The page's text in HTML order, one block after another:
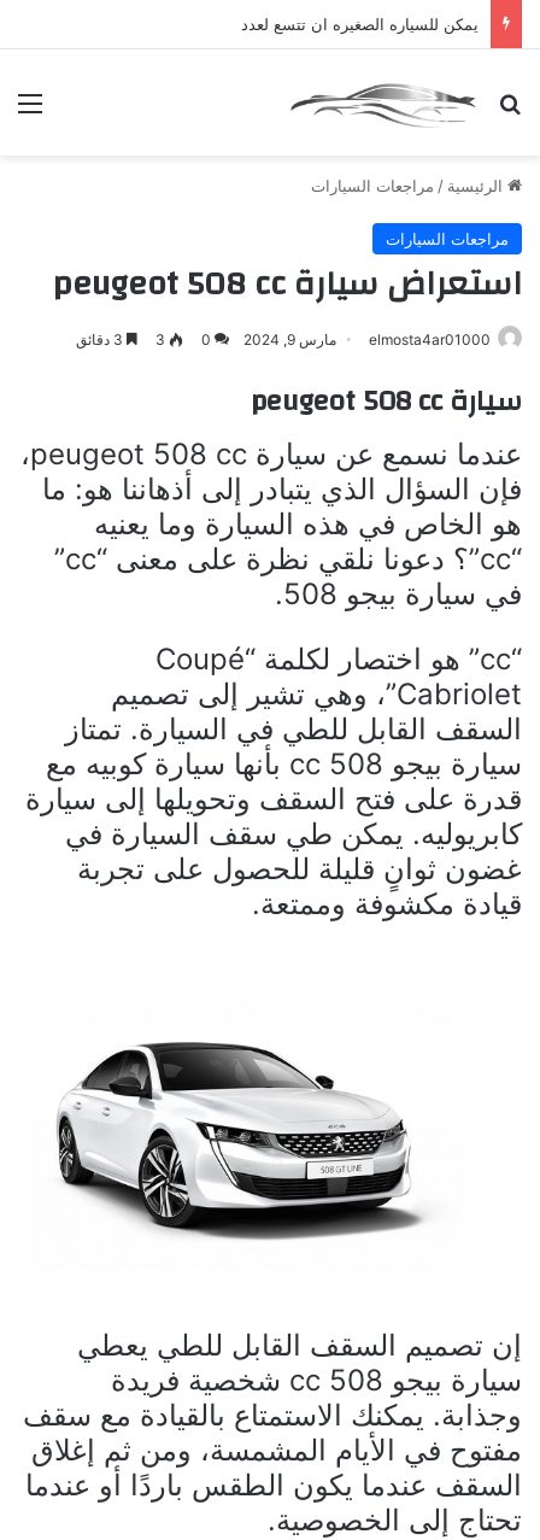
يمكن للسياره الصغيره ان تتسع لعدد
بحث عن
الرئيسية / مراجعات السيارات
مراجعات السيارات
استعراض سيارة peugeot 508 cc
elmosta4ar01000 مارس 9, 2024 0
3
سيارة peugeot 508 cc
عندما نسمع عن سيارة peugeot 508 cc،
فإن السؤال الذي يتبادر إلى أذهاننا هو: ما
هو الخاص في هذه السيارة وما يعنيه
“cc”؟ دعونا نلقي نظرة على معنى “cc”
في سيارة بيجو 508.
“cc” هو اختصار لكلمة “Coupé
Cabriolet”، وهي تشير إلى تصميم
السقف القابل للطي في السيارة. تمتاز
سيارة بيجو 508 cc بأنها سيارة كوبيه مع
قدرة على فتح السقف وتحويلها إلى سيارة
كابريوليه. يمكن طي سقف السيارة في
غضون ثوانٍ قليلة للحصول على تجربة
قيادة مكشوفة وممتعة.
إن تصميم السقف القابل للطي يعطي
سيارة بيجو 508 cc شخصية فريدة
وجذابة. يمكنك الاستمتاع بالقيادة مع سقف
مفتوح في الأيام المشمسة، ومن ثم إغلاق
السقف عندما يكون الطقس باردًا أو عندما
تحتاج إلى الخصوصية.